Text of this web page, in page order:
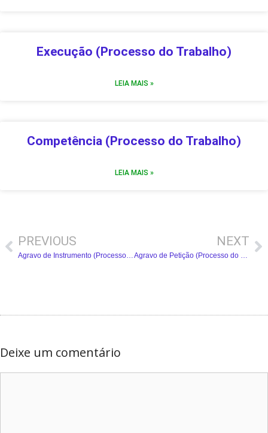
Execução (Processo do Trabalho)
LEIA MAIS »
Competência (Processo do Trabalho)
LEIA MAIS »
PREVIOUS NEXT
Deixe um comentário